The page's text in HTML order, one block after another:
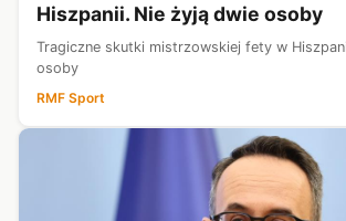
Hiszpanii. Nie żyją dwie osoby
Tragiczne skutki mistrzowskiej fety w
osoby
RMF Sport